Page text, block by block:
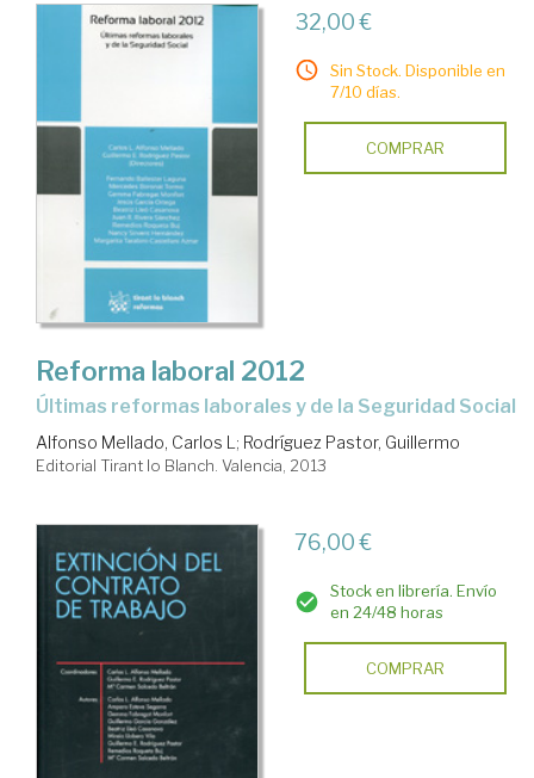
32,00 €
Sin Stock. Disponible en
7/10 días.
COMPRAR
Reforma laboral 2012
últimas reformas laborales y de la Seguridad Social
Alfonso Mellado, Carlos L ; Rodríguez Pastor, Guillermo
Editorial Tirant lo Blanch. Valencia, 2013
76,00 €
Stock en librería. Envío
en 24/48 horas
COMPRAR